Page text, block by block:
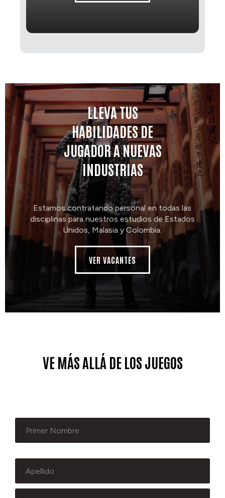
LLEVA TUS
HABILIDADES DE
JUGADOR A NUEVAS
INDUSTRIAS
Estamos contratando personal en todas las
disciplinas para nuestros estudios de Estados
Unidos, Malasia y Colombia.
VER VACANTES
VE MÁS ALLÁ DE LOS JUEGOS